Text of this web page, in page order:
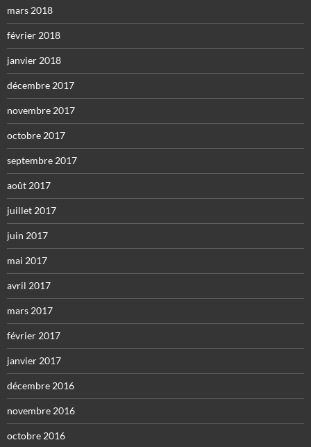
mars 2018
février 2018
janvier 2018
décembre 2017
novembre 2017
octobre 2017
septembre 2017
août 2017
juillet 2017
juin 2017
mai 2017
avril 2017
mars 2017
février 2017
janvier 2017
décembre 2016
novembre 2016
octobre 2016